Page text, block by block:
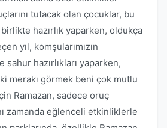
tutacak olan çocuklar, bu
hazırlık yaparken, oldukça
yıl, komşularımızın
sahur hazırlıkları yaparken,
merakı görmek beni çok mutlu
Ramazan, sadece oruç
zamanda eğlenceli etkinliklerle